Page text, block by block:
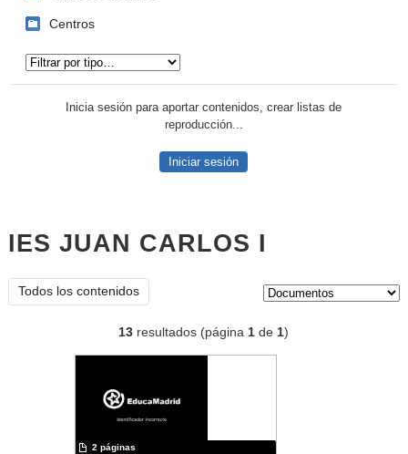
Centros
Inicia sesión para aportar contenidos, crear listas de
reproducción...
Iniciar sesión
IES JUAN CARLOS I
Todos los contenidos
13 resultados (página1 de1)
2 páginas